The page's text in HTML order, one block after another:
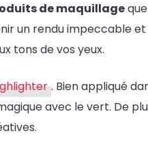
de maquillage
un rendu impeccable
tons de vos yeux.
. Bien appliqué
avec le vert. De